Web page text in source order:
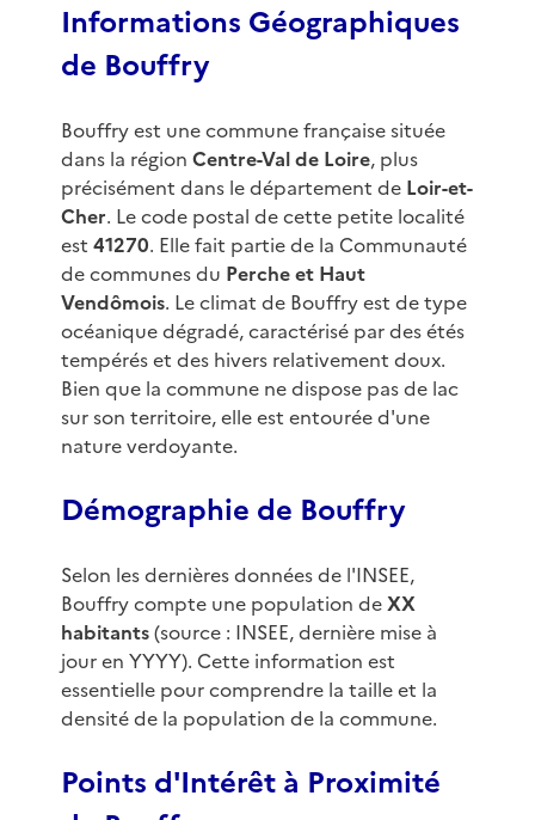
Informations Géographiques
de Bouffry
Bouffry est une commune française située
dans la région Centre-Val de Loire, plus
précisément dans le département de Loir-et-
Cher. Le code postal de cette petite localité
est 41270. Elle fait partie de la Communauté
de communes du Perche et Haut
Vendômois. Le climat de Bouffry est de type
océanique dégradé, caractérisé par des étés
tempérés et des hivers relativement doux.
Bien que la commune ne dispose pas de lac
sur son territoire, elle est entourée d'une
nature verdoyante.
Démographie de Bouffry
Selon les dernières données de l'INSEE,
Bouffry compte une population deXX
habitants(source : INSEE, dernière mise à
jour en YYYY). Cette information est
essentielle pour comprendre la taille et la
densité de la population de la commune.
Points d'Intérêt à Proximité